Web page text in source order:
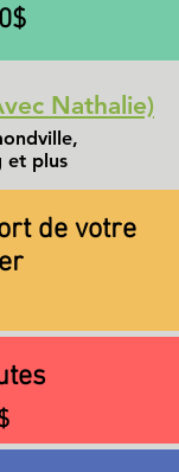
Nathalie)
et plus
de votre